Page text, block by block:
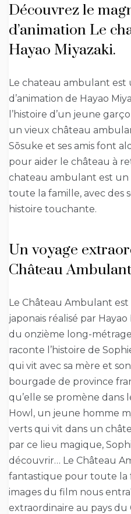
Découvrez le
d’animation Le
Hayao Miyazaki.
Le chateau ambulant
d’animation de Hayao
l’histoire d’un jeune
un vieux château
Sōsuke et ses amis font
pour aider le château à
chateau ambulant est
toute la famille, avec des
histoire touchante.
Un voyage
Château
Le Château Ambulant
japonais réalisé par Hayao
du onzième long-
raconte l’histoire de
qui vit avec sa mère et
bourgade de province
qu’elle se promène dans
Howl, un jeune homme
verts qui vit dans un
par ce lieu magique,
découvrir… Le Château
fantastique pour toute la
images du film nous
extraordinaire au pays